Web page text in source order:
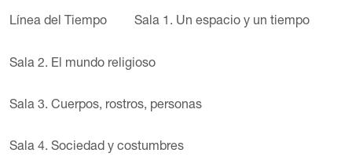
Línea del Tiempo Sala 1. Un espacio y un tiempo
Sala 2. El mundo religioso
Sala 3. Cuerpos, rostros, personas
Sala 4. Sociedad y costumbres